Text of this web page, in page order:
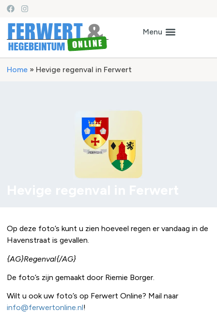
Home » Hevige regenval in Ferwert
Op deze foto’s kunt u zien hoeveel regen er vandaag in de
Havenstraat is gevallen.
{AG}Regenval{/AG}
De foto’s zijn gemaakt door Riemie Borger.
Wilt u ook uw foto’s op Ferwert Online? Mail naar
info@ferwertonline.nl!